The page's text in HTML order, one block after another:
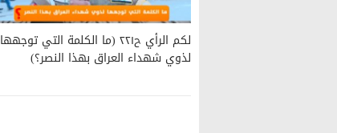
لكم الرأي ح٢٢١ (ما الكلمة التي توجهها
لذوي شهداء العراق بهذا النصر؟)